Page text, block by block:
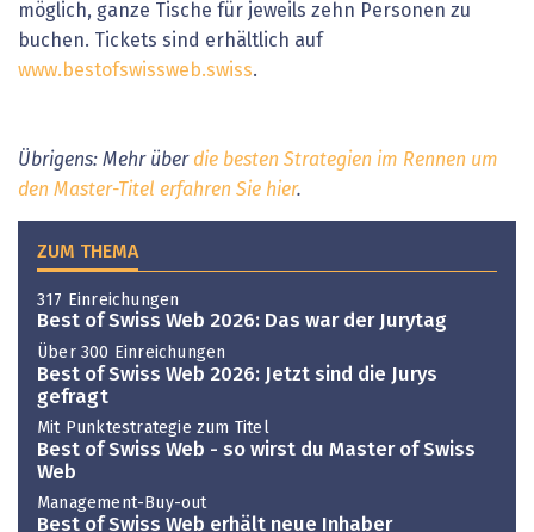
möglich, ganze Tische für jeweils zehn Personen zu
buchen. Tickets sind erhältlich auf
www.bestofswissweb.swiss.
Übrigens: Mehr über die besten Strategien im Rennen um
den Master-Titel erfahren Sie hier.
ZUM THEMA
317 Einreichungen
Best of Swiss Web 2026: Das war der Jurytag
Über 300 Einreichungen
Best of Swiss Web 2026: Jetzt sind die Jurys
gefragt
Mit Punktestrategie zum Titel
Best of Swiss Web - so wirst du Master of Swiss
Web
Management-Buy-out
Best of Swiss Web erhält neue Inhaber